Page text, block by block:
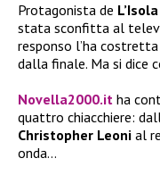
Protagonista de
stata sconfitta al
responso l’ha
dalla finale. Ma si dice
Novella2000.it ha
quattro chiacchiere:
Christopher Leoni al
onda…